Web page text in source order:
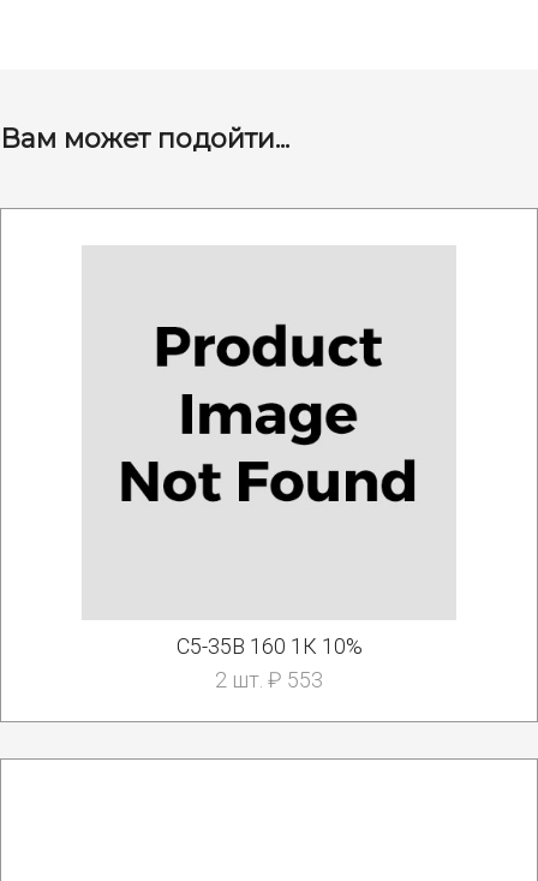
Вам может подойти...
С5-35В 160 1К 10%
2 шт. ₽ 553